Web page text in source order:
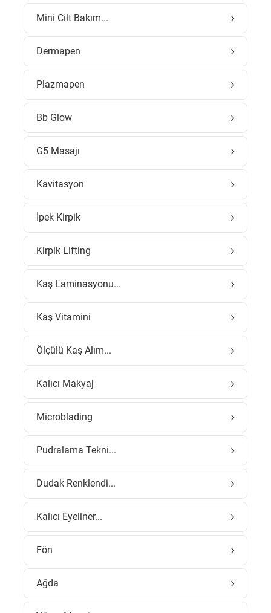
Mini Cilt Bakım...
Dermapen
Plazmapen
Bb Glow
G5 Masajı
Kavitasyon
İpek Kirpik
Kirpik Lifting
Kaş Laminasyonu...
Kaş Vitamini
Ölçülü Kaş Alım...
Kalıcı Makyaj
Microblading
Pudralama Tekni...
Dudak Renklendi...
Kalıcı Eyeliner...
Fön
Ağda